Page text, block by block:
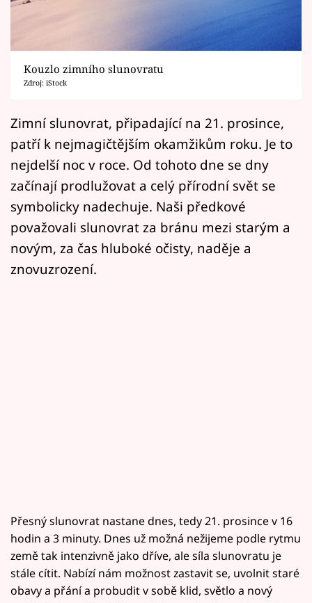
Filmový festival Karlovy Vary
Přihlášení
Sledujte nás
Kouzlo zimního slunovratu
Zdroj: iStock
Zimní slunovrat, připadající na 21. prosince,
patří k nejmagičtějším okamžikům roku. Je to
nejdelší noc v roce. Od tohoto dne se dny
začínají prodlužovat a celý přírodní svět se
symbolicky nadechuje. Naši předkové
považovali slunovrat za bránu mezi starým a
novým, za čas hluboké očisty, naděje a
znovuzrození.
Přesný slunovrat nastane dnes, tedy 21. prosince v 16
hodin a 3 minuty. Dnes už možná nežijeme podle rytmu
země tak intenzivně jako dříve, ale síla slunovratu je
stále cítit. Nabízí nám možnost zastavit se, uvolnit staré
obavy a přání a probudit v sobě klid, světlo a nový